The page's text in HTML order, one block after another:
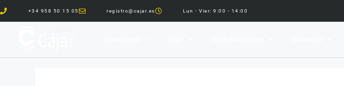
+34 958 50 15 05 registro@cajar.es Lun - Vier: 9:00 - 14:00